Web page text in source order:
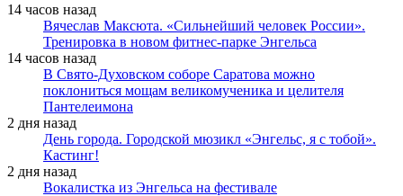
14 часов назад
Вячеслав Максюта. «Сильнейший человек России».
Тренировка в новом фитнес-парке Энгельса
14 часов назад
В Свято-Духовском соборе Саратова можно
поклониться мощам великомученика и целителя
Пантелеимона
2 дня назад
День города. Городской мюзикл «Энгельс, я с тобой».
Кастинг!
2 дня назад
Вокалистка из Энгельса на фестивале